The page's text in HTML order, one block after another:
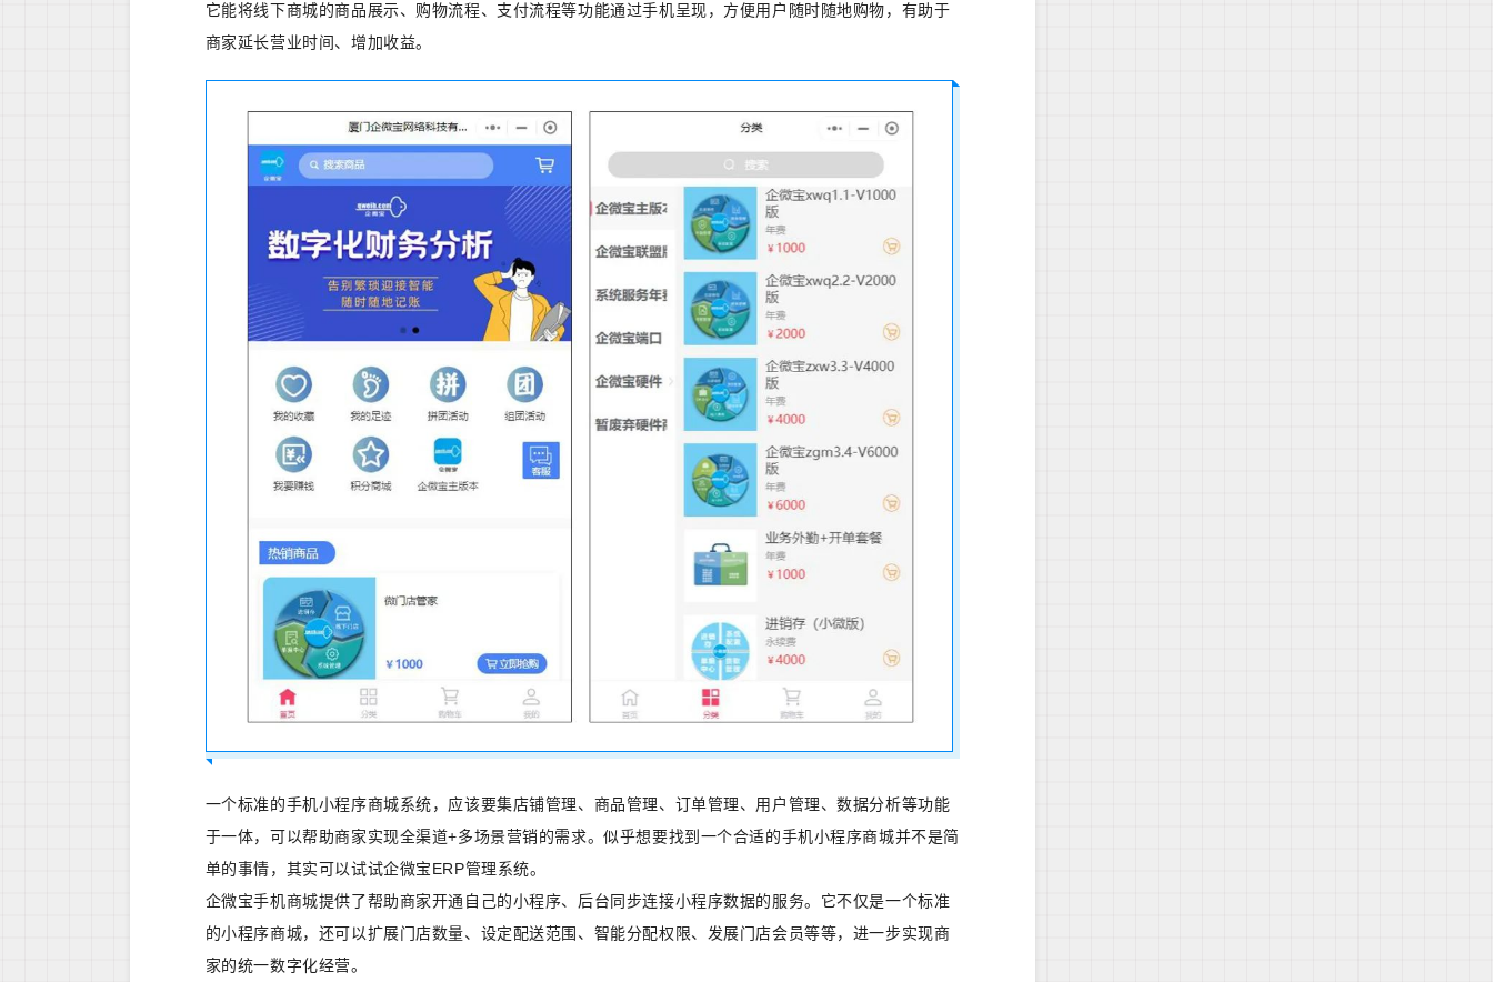
它能将线下商城的商品展示、购物流程、支付流程等功能通过手机呈现，方便用户随时随地购物，有助于
商家延长营业时间、增加收益。
一个标准的手机小程序商城系统，应该要集店铺管理、商品管理、订单管理、用户管理、数据分析等功能
于一体，可以帮助商家实现全渠道+多场景营销的需求。似乎想要找到一个合适的手机小程序商城并不是简
单的事情，其实可以试试企微宝ERP管理系统。
企微宝手机商城提供了帮助商家开通自己的小程序、后台同步连接小程序数据的服务。它不仅是一个标准
的小程序商城，还可以扩展门店数量、设定配送范围、智能分配权限、发展门店会员等等，进一步实现商
家的统一数字化经营。